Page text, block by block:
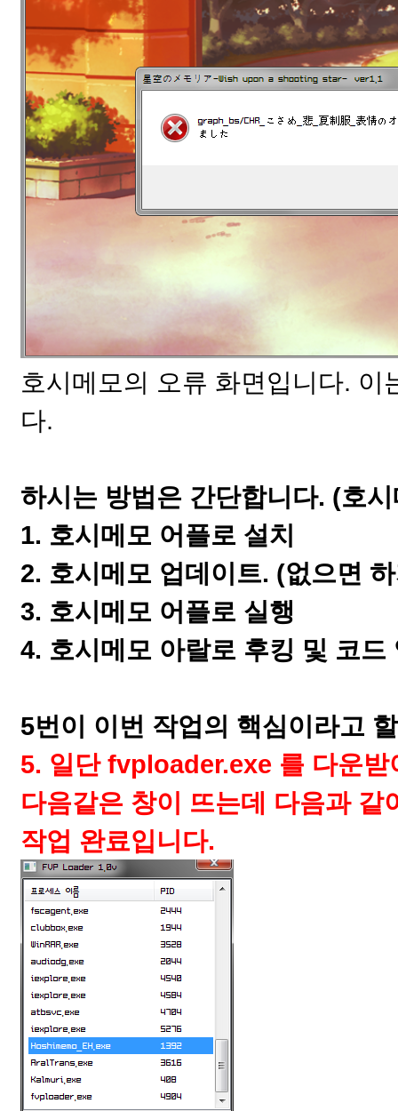
호시메모의 오류 화면입니다.
다.
하시는 방법은 간단합니다. (호
1. 호시메모 어플로 설치
2. 호시메모 업데이트. (없으면
3. 호시메모 어플로 실행
4. 호시메모 아랄로 후킹 및 코드
5번이 이번 작업의 핵심이라고
5. 일단 fvploader.exe 를 다운
다음같은 창이 뜨는데 다음과
작업 완료입니다.